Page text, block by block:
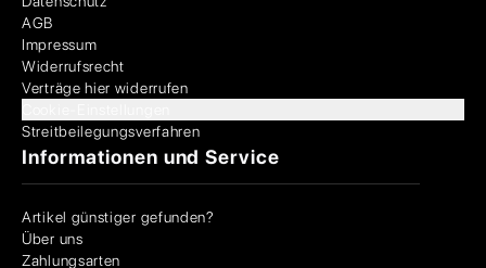
AGB
Impressum
Widerrufsrecht
Verträge hier widerrufen
Streitbeilegungsverfahren
Informationen und Service
Artikel günstiger gefunden?
Über uns
Zahlungsarten